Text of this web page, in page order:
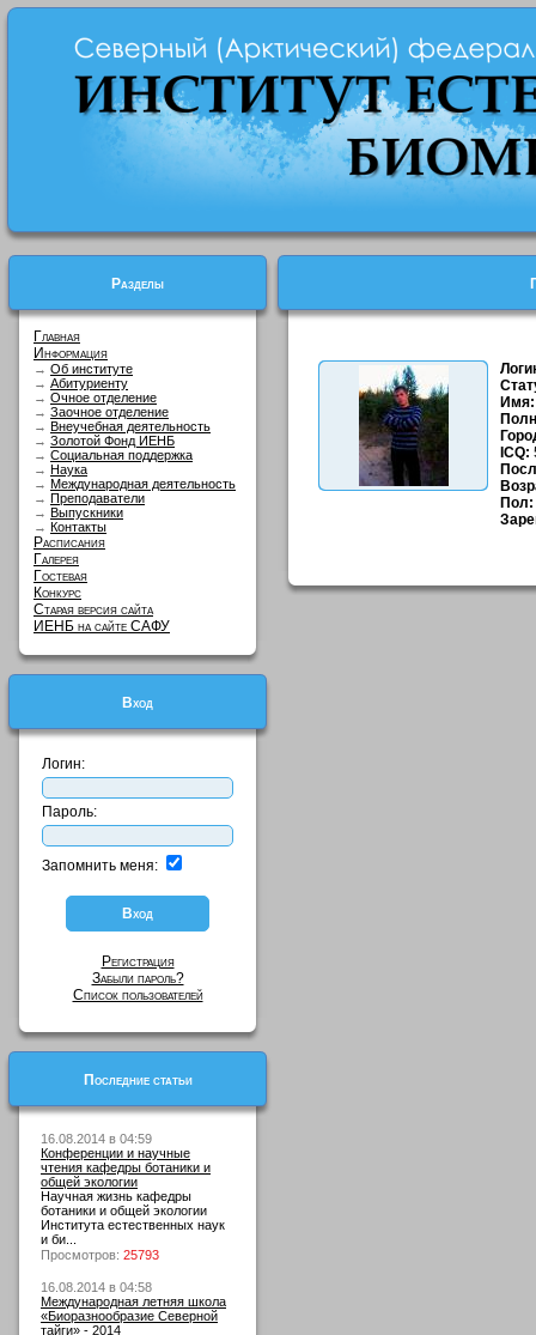
Разделы
Главная
Информация
→ Об институте
→ Абитуриенту
→ Очное отделение
→ Заочное отделение
→ Внеучебная деятельность
→ Золотой Фонд ИЕНБ
→ Социальная поддержка
→ Наука
→ Международная деятельность
→ Преподаватели
→ Выпускники
→ Контакты
Расписания
Галерея
Гостевая
Конкурс
Старая версия сайта
ИЕНБ на сайте САФУ
Вход
Логин:
Пароль:
Запомнить меня:
Регистрация
Забыли пароль?
Список пользователей
Последние статьи
16.08.2014 в 04:59
Конференции и научные
чтения кафедры ботаники и
общей экологии
Научная жизнь кафедры
ботаники и общей экологии
Института естественных наук
и би...
Просмотров: 25793
16.08.2014 в 04:58
Международная летняя школа
«Биоразнообразие Северной
тайги» - 2014
Имя:
ICQ:
Пол: